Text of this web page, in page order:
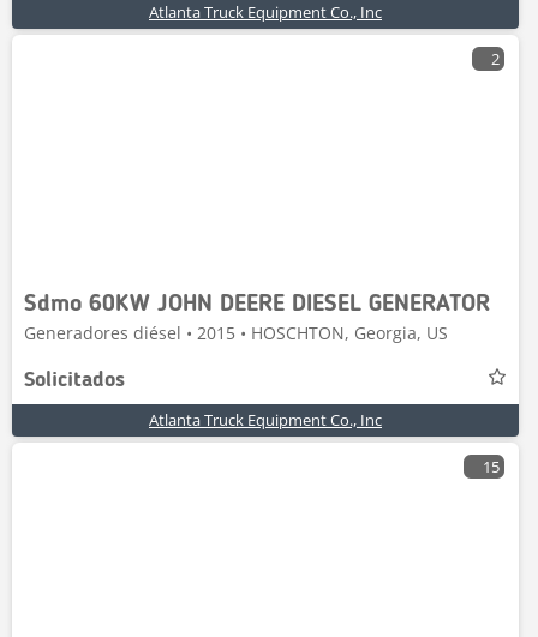
Atlanta Truck Equipment Co., Inc
2
Sdmo 60KW JOHN DEERE DIESEL GENERATOR
Generadores diésel • 2015 • HOSCHTON, Georgia, US
Solicitados
Atlanta Truck Equipment Co., Inc
15